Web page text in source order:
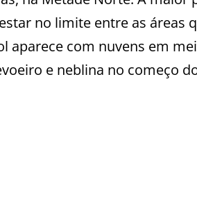
no limite entre as áreas
aparece com nuvens em
e neblina no começo